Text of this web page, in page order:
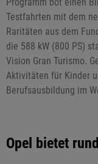
Testfahrten mit dem
Raritäten aus dem
die 588 kW (800 PS)
Vision Gran Turismo.
Aktivitäten für Kinder
Berufsausbildung im
Opel bietet